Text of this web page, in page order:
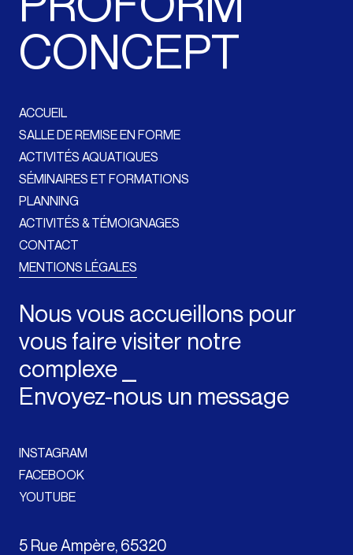
CONCEPT
ACCUEIL
SALLE DE REMISE EN FORME
ACTIVITÉS AQUATIQUES
SÉMINAIRES ET FORMATIONS
PLANNING
ACTIVITÉS & TÉMOIGNAGES
CONTACT
MENTIONS LÉGALES
5 Rue Ampère, 65320
Nous vous accueillons pour
vous faire visiter notre
complexe ⎯
Envoyez-nous un message
INSTAGRAM
FACEBOOK
YOUTUBE